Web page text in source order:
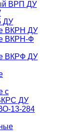
ВРП ДУ
ДУ
ВКРН ДУ
ВКРН-Ф
ВКРФ ДУ
с
ДУ
13-284